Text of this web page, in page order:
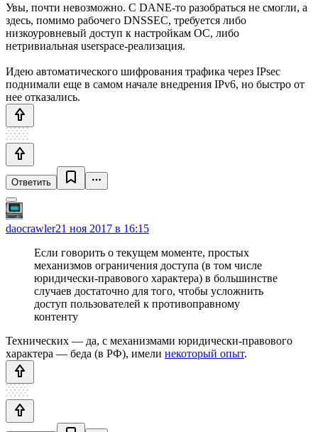
Увы, почти невозможно. С DANE-то разобраться не смогли, а
здесь, помимо рабочего DNSSEC, требуется либо
низкоуровневый доступ к настройкам ОС, либо
нетривиальная userspace-реализация.
Идею автоматического шифрования трафика через IPsec
поднимали еще в самом начале внедрения IPv6, но быстро от
нее отказались.
Ответить
daocrawler21 ноя 2017 в 16:15
Если говорить о текущем моменте, простых
механизмов ограничения доступа (в том числе
юридически-правового характера) в большинстве
случаев достаточно для того, чтобы усложнить
доступ пользователей к противоправному
контенту
Технических — да, с механизмами юридически-правового
характера — беда (в РФ), имели некоторый опыт.